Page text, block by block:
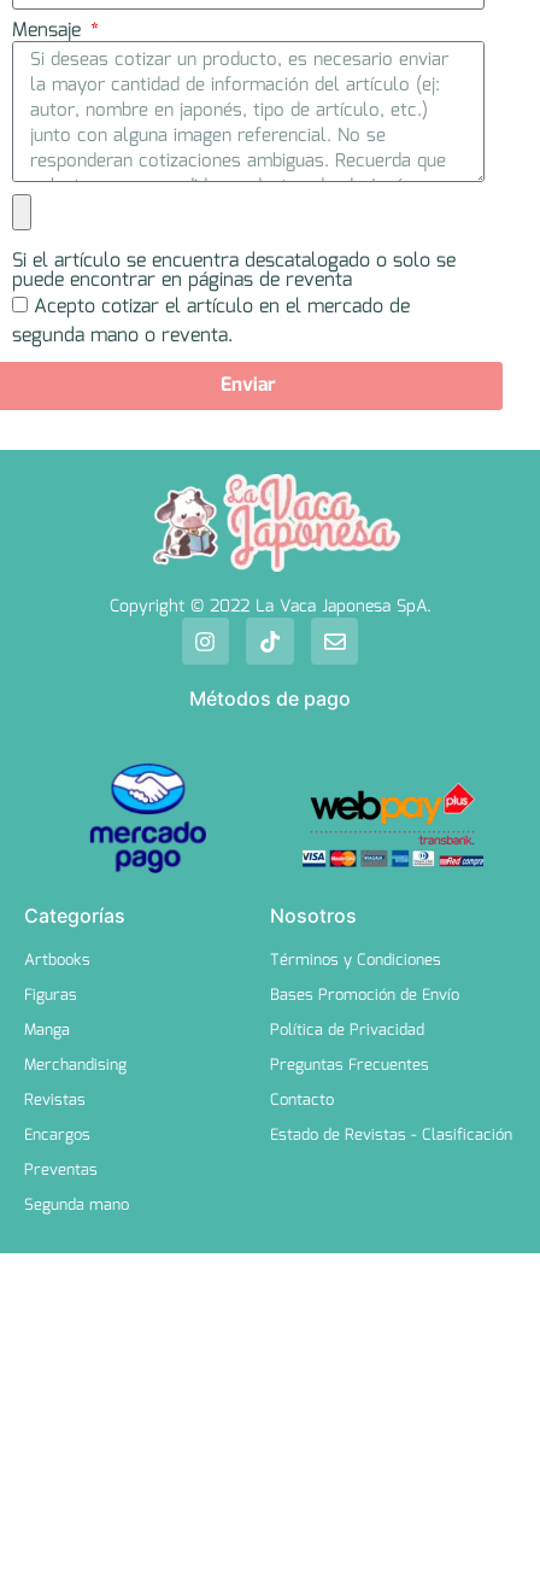
Mensaje
Si el artículo se encuentra descatalogado o solo se
puede encontrar en páginas de reventa
Acepto cotizar el artículo en el mercado de
segunda mano o reventa.
Enviar
Copyright © 2022 La Vaca Japonesa SpA.
Métodos de pago
Categorías
Artbooks
Figuras
Manga
Merchandising
Revistas
Encargos
Preventas
Segunda mano
Nosotros
Términos y Condiciones
Bases Promoción de Envío
Política de Privacidad
Preguntas Frecuentes
Contacto
Estado de Revistas - Clasificación